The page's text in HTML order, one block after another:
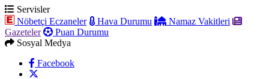
Servisler
Nöbetçi Eczaneler
Hava Durumu
Namaz Vakitleri
Gazeteler
Puan Durumu
Sosyal Medya
Facebook